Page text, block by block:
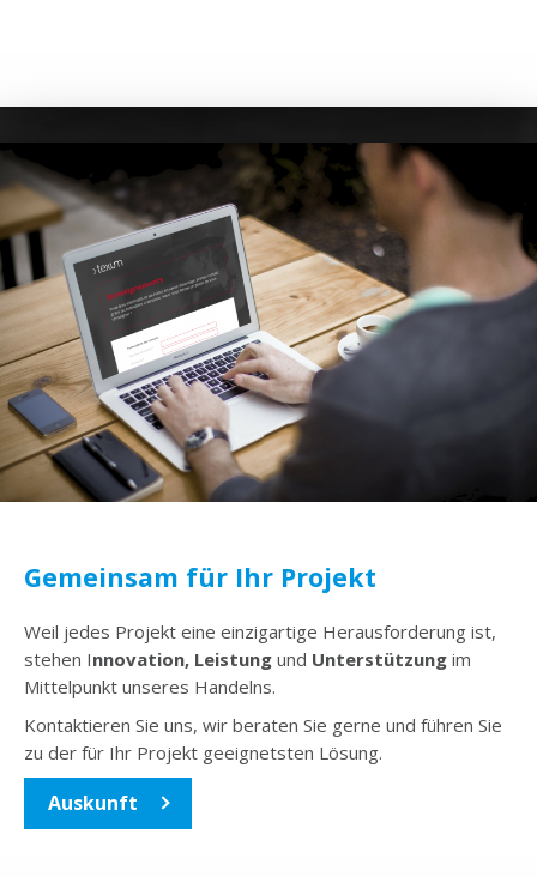
Gemeinsam für Ihr Projekt
Weil jedes Projekt eine einzigartige Herausforderung ist,
stehen Innovation, Leistung und Unterstützung im
Mittelpunkt unseres Handelns.
Kontaktieren Sie uns, wir beraten Sie gerne und führen Sie
zu der für Ihr Projekt geeignetsten Lösung.
Auskunft